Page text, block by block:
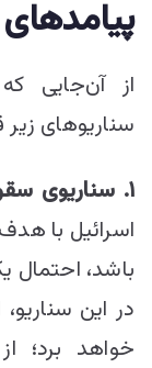
از آن‌جایی
سناریوهای
۱. سناریوی
اسرائیل با
باشد،
در این
خواهد برد؛